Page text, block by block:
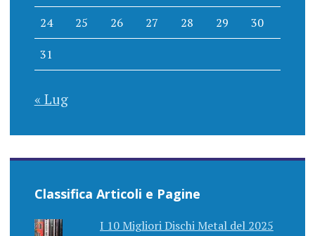
24 25 26 27 28 29 30
31
« Lug
Classifica Articoli e Pagine
I 10 Migliori Dischi Metal del 2025